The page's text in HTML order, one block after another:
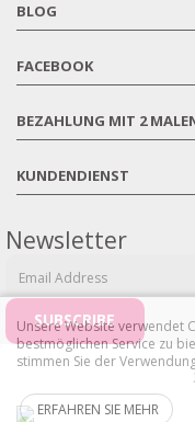
BLOG
FACEBOOK
BEZAHLUNG MIT 2
KUNDENDIENST
Newsletter
Unsere Website verwendet
bestmöglichen Service zu
stimmen Sie der
ERFAHREN SIE MEHR